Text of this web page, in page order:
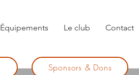
Équipements Le club Contact
Sponsors & Dons